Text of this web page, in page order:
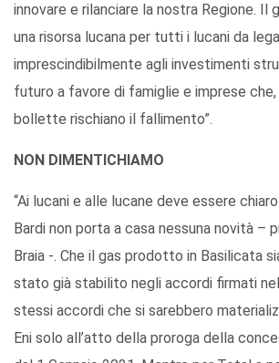
innovare e rilanciare la nostra Regione. Il
una risorsa lucana per tutti i lucani da
imprescindibilmente agli investimenti
futuro a favore di famiglie e imprese
bollette rischiano il fallimento”.
NON DIMENTICHIAMO
“Ai lucani e alle lucane deve essere
Bardi non porta a casa nessuna novità –
Braia -. Che il gas prodotto in Basilicata
stato già stabilito negli accordi firmati
stessi accordi che si sarebbero
Eni solo all’atto della proroga della